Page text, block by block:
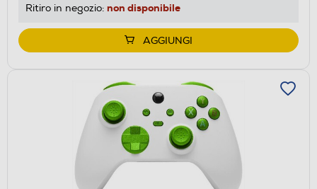
Ritiro in negozio: non disponibile
AGGIUNGI